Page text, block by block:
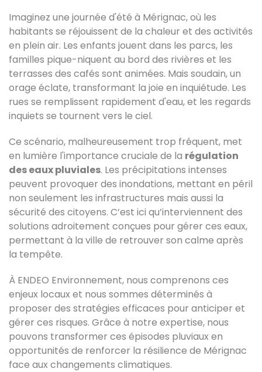
Imaginez une journée d'été à Mérignac, où les
habitants se réjouissent de la chaleur et des activités
en plein air. Les enfants jouent dans les parcs, les
familles pique-niquent au bord des rivières et les
terrasses des cafés sont animées. Mais soudain, un
orage éclate, transformant la joie en inquiétude. Les
rues se remplissent rapidement d'eau, et les regards
inquiets se tournent vers le ciel.
Ce scénario, malheureusement trop fréquent, met
en lumière l'importance cruciale de la régulation
des eaux pluviales. Les précipitations intenses
peuvent provoquer des inondations, mettant en péril
non seulement les infrastructures mais aussi la
sécurité des citoyens. C’est ici qu’interviennent des
solutions adroitement conçues pour gérer ces eaux,
permettant à la ville de retrouver son calme après
la tempête.
À ENDEO Environnement, nous comprenons ces
enjeux locaux et nous sommes déterminés à
proposer des stratégies efficaces pour anticiper et
gérer ces risques. Grâce à notre expertise, nous
pouvons transformer ces épisodes pluviaux en
opportunités de renforcer la résilience de Mérignac
face aux changements climatiques.